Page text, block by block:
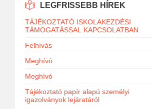
LEGFRISSEBB HÍREK
TÁJÉKOZTATÓ ISKOLAKEZDÉSI
TÁMOGATÁSSAL KAPCSOLATBAN
Felhívás
Meghívó
Meghívó
Tájékoztató papír alapú személyi
igazolványok lejáratáról